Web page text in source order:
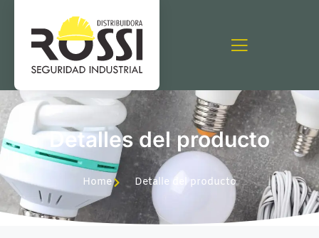
Detalles del producto
Home Detalle del producto